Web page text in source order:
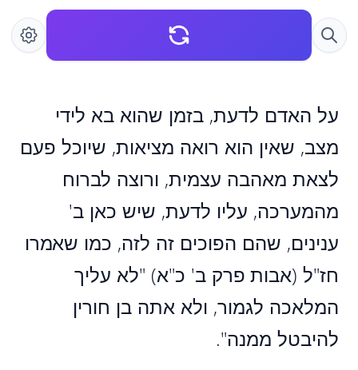
על האדם לדעת, בזמן שהוא בא לידי
מצב, שאין הוא רואה מציאות, שיוכל פעם
לצאת מאהבה עצמית, ורוצה לברוח
מהמערכה, עליו לדעת, שיש כאן ב'
ענינים, שהם הפוכים זה לזה, כמו שאמרו
חז"ל (אבות פרק ב' כ"א) "לא עליך
המלאכה לגמור, ולא אתה בן חורין
להיבטל ממנה".